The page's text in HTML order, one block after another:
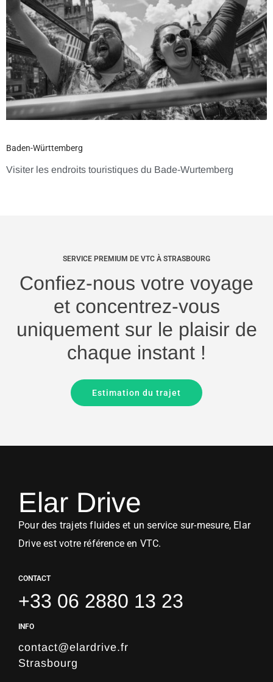
Baden-Württemberg
Visiter les endroits touristiques du Bade-Wurtemberg
SERVICE PREMIUM DE VTC À STRASBOURG
Confiez-nous votre voyage
et concentrez-vous
uniquement sur le plaisir de
chaque instant !
Estimation du trajet
Elar Drive
Pour des trajets fluides et un service sur-mesure, Elar
Drive est votre référence en VTC.
CONTACT
+33 06 2880 13 23
INFO
contact@elardrive.fr
Strasbourg